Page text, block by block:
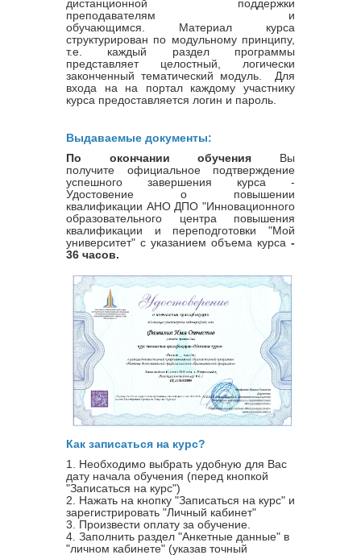
дистанционной поддержки
преподавателям и
обучающимся. Материал курса
структурирован по модульному принципу,
т.е. каждый раздел программы
представляет целостный, логически
законченный тематический модуль. Для
входа на на портал каждому участнику
курса предоставляется логин и пароль.
Выдаваемые документы:
По окончании обучения Вы
получите официальное подтверждение
успешного завершения курса -
Удостовение о повышении
квалификации АНО ДПО "Инновационного
образовательного центра повышения
квалификации и переподготовки "Мой
университет" с указанием объема курса -
36 часов.
Как записаться на курс?
1. Необходимо выбрать удобную для Вас
дату начала обучения (перед кнопкой
"Записаться на курс")
2. Нажать на кнопку "Записаться на курс" и
зарегистрировать "Личный кабинет"
3. Произвести оплату за обучение.
4. Заполнить раздел "Анкетные данные" в
"личном кабинете" (указав точный